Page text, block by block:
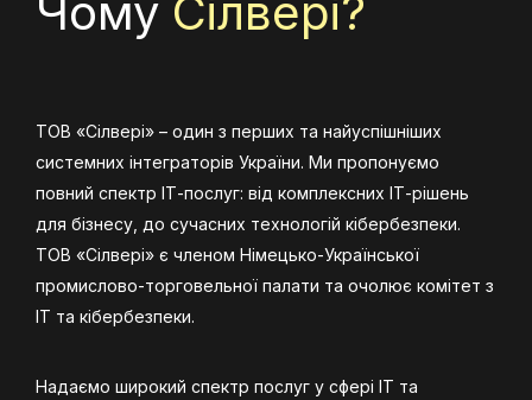
Чому Сілвері?
ТОВ «Сілвері» – один з перших та найуспішніших
системних інтеграторів України. Ми пропонуємо
повний спектр ІТ-послуг: від комплексних ІТ-рішень
для бізнесу, до сучасних технологій кібербезпеки.
ТОВ «Сілвері» є членом Німецько-Української
промислово-торговельної палати та очолює комітет з
ІТ та кібербезпеки.
Надаємо широкий спектр послуг у сфері ІТ та